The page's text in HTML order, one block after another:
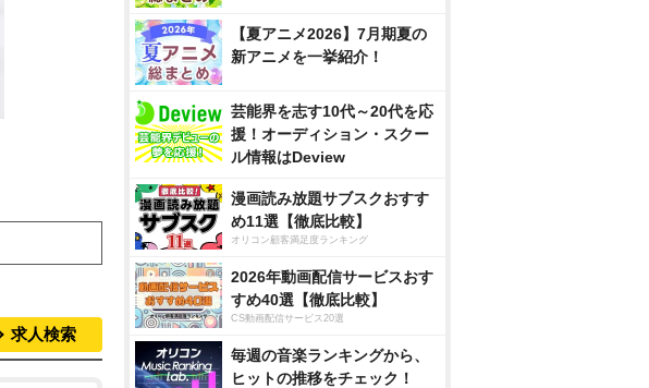
求人検索
【夏アニメ2026】7月期夏の
新アニメを一挙紹介！
芸能界を志す10代～20代を応
援！オーディション・スクー
ル情報はDeview
漫画読み放題サブスクおすす
め11選【徹底比較】
オリコン顧客満足度ランキング
2026年動画配信サービスおす
すめ40選【徹底比較】
CS動画配信サービス20選
毎週の音楽ランキングから、
ヒットの推移をチェック！